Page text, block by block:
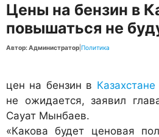
Цены на бензин в
повышаться не
Автор: Администратор Политика
цен на бензин в Казахстане
не ожидается, заявил
Сауат Мынбаев.
«Какова будет ценовая